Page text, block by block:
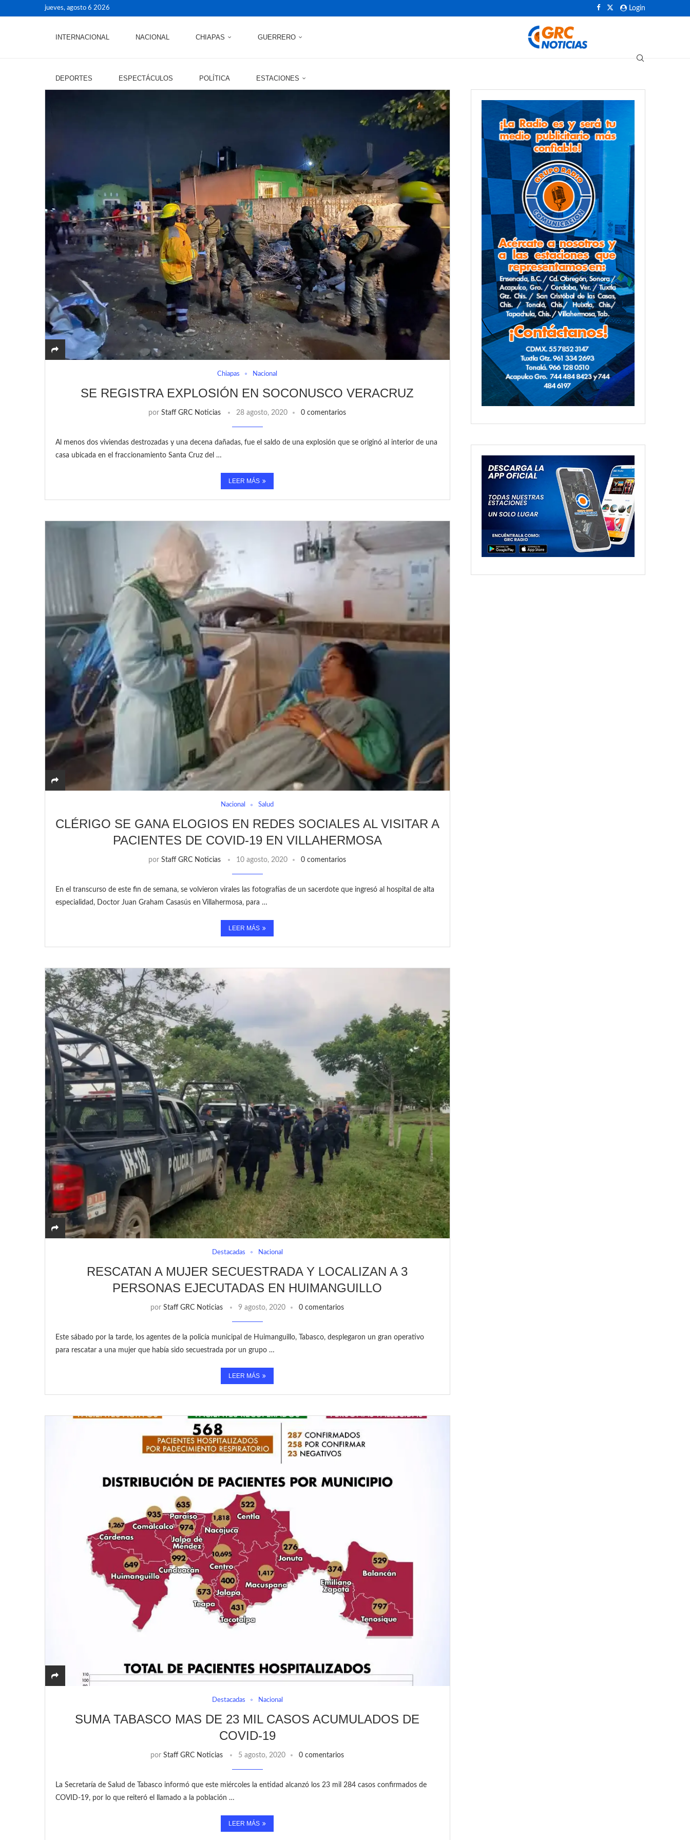
jueves, agosto 6 2026 Login
INTERNACIONAL NACIONAL CHIAPAS GUERRERO
DEPORTES ESPECTÁCULOS POLÍTICA ESTACIONES
Chiapas Nacional
SE REGISTRA EXPLOSIÓN EN SOCONUSCO VERACRUZ
porStaff GRC Noticias 28 agosto, 2020 0 comentarios
Al menos dos viviendas destrozadas y una decena dañadas, fue el saldo de una explosión que se originó al interior de una
casa ubicada en el fraccionamiento Santa Cruz del …
LEER MÁS
Nacional Salud
CLÉRIGO SE GANA ELOGIOS EN REDES SOCIALES AL VISITAR A
PACIENTES DE COVID-19 EN VILLAHERMOSA
porStaff GRC Noticias 10 agosto, 2020 0 comentarios
En el transcurso de este fin de semana, se volvieron virales las fotografías de un sacerdote que ingresó al hospital de alta
especialidad, Doctor Juan Graham Casasús en Villahermosa, para …
LEER MÁS
Destacadas Nacional
RESCATAN A MUJER SECUESTRADA Y LOCALIZAN A 3
PERSONAS EJECUTADAS EN HUIMANGUILLO
porStaff GRC Noticias 9 agosto, 2020 0 comentarios
Este sábado por la tarde, los agentes de la policía municipal de Huimanguillo, Tabasco, desplegaron un gran operativo
para rescatar a una mujer que había sido secuestrada por un grupo …
LEER MÁS
Destacadas Nacional
SUMA TABASCO MAS DE 23 MIL CASOS ACUMULADOS DE
COVID-19
porStaff GRC Noticias 5 agosto, 2020 0 comentarios
La Secretaría de Salud de Tabasco informó que este miércoles la entidad alcanzó los 23 mil 284 casos confirmados de
COVID-19, por lo que reiteró el llamado a la población …
LEER MÁS